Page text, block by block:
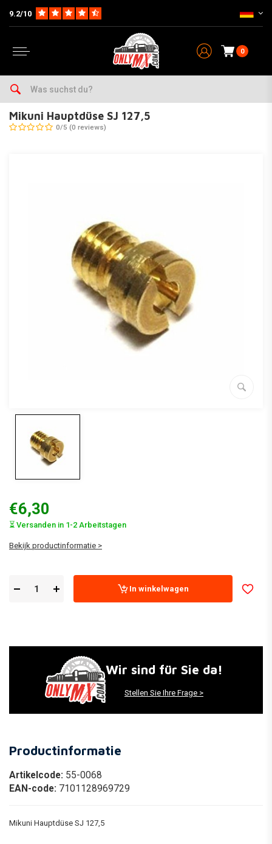
9.2/10
0
Home
Mikuni Hauptdüse SJ 127,5
0/5 (0 reviews)
€6,30
⏳ Versanden in 1-2 Arbeitstagen
Bekijk productinformatie >
In winkelwagen
Wir sind für Sie da!
Stellen Sie Ihre Frage >
Productinformatie
Artikelcode: 55-0068
EAN-code: 7101128969729
Mikuni Hauptdüse SJ 127,5